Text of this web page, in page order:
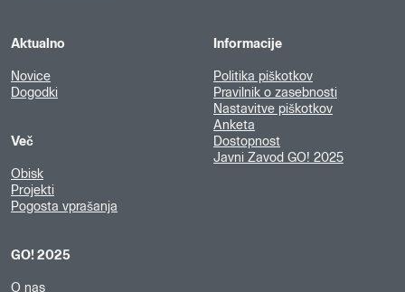
Aktualno
Novice
Dogodki
Več
Obisk
Projekti
Pogosta vprašanja
GO! 2025
O nas
Informacije
Politika piškotkov
Pravilnik o zasebnosti
Nastavitve piškotkov
Anketa
Dostopnost
Javni Zavod GO! 2025